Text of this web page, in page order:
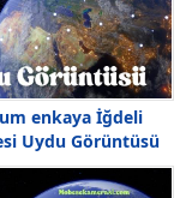
enkaya İğdeli
Uydu Görüntüsü
Haritası